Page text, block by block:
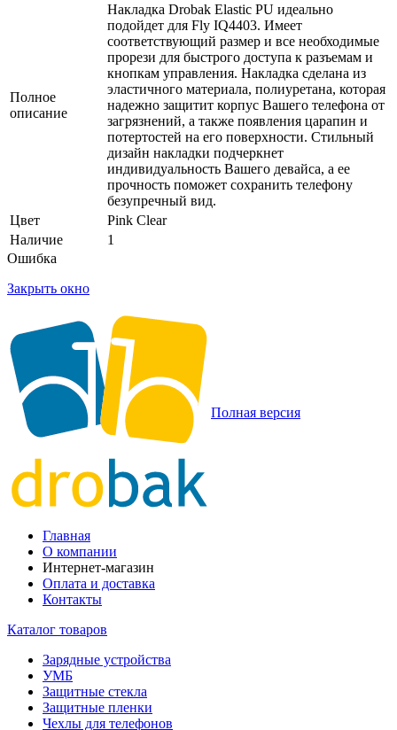
Полное
описание
Накладка Drobak Elastic PU идеально
подойдет для Fly IQ4403. Имеет
соответствующий размер и все необходимые
прорези для быстрого доступа к разъемам и
кнопкам управления. Накладка сделана из
эластичного материала, полиуретана, которая
надежно защитит корпус Вашего телефона от
загрязнений, а также появления царапин и
потертостей на его поверхности. Стильный
дизайн накладки подчеркнет
индивидуальность Вашего девайса, а ее
прочность поможет сохранить телефону
безупречный вид.
Цвет
Pink Clear
Наличие
1
Ошибка
Закрыть окно
Полная версия
Главная
О компании
Интернет-магазин
Оплата и доставка
Контакты
Каталог товаров
Зарядные устройства
УМБ
Защитные стекла
Защитные пленки
Чехлы для телефонов